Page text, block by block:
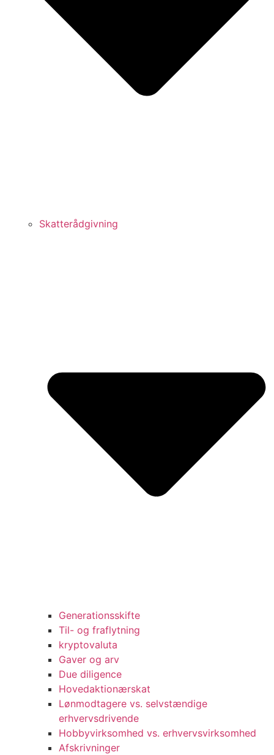
Skatterådgivning
Generationsskifte
Til- og fraflytning
kryptovaluta
Gaver og arv
Due diligence
Hovedaktionærskat
Lønmodtagere vs. selvstændige
erhvervsdrivende
Hobbyvirksomhed vs. erhvervsvirksomhed
Afskrivninger